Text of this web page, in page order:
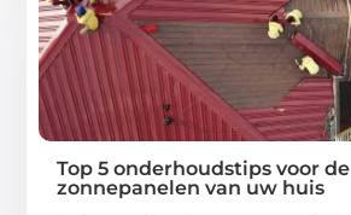
Top 5 onderhoudstips voor de
zonnepanelen van uw huis